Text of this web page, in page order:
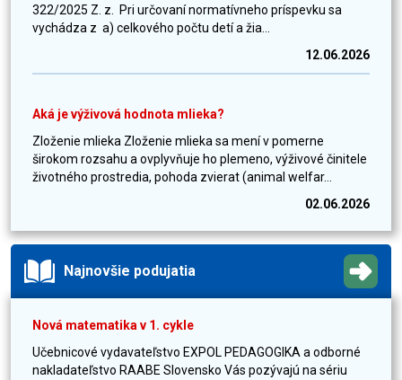
322/2025 Z. z. Pri určovaní normatívneho príspevku sa
vychádza z a) celkového počtu detí a žia...
12.06.2026
Aká je výživová hodnota mlieka?
Zloženie mlieka Zloženie mlieka sa mení v pomerne
širokom rozsahu a ovplyvňuje ho plemeno, výživové činitele
životného prostredia, pohoda zvierat (animal welfar...
02.06.2026
Najnovšie podujatia
Nová matematika v 1. cykle
Učebnicové vydavateľstvo EXPOL PEDAGOGIKA a odborné
nakladateľstvo RAABE Slovensko Vás pozývajú na sériu